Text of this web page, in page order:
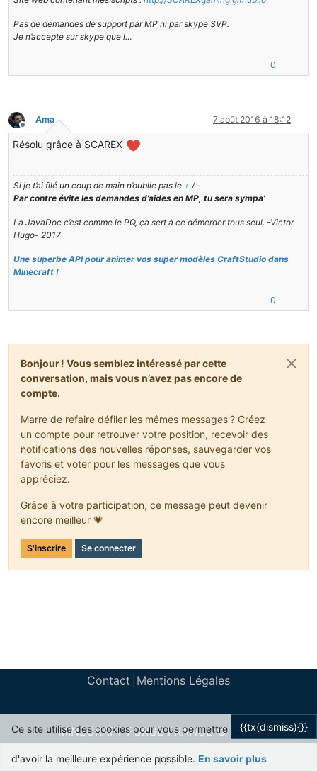
Pas de demandes de support par MP ni par skype SVP.
Je n’accepte sur skype que l…
0
Hors-ligne
Ama 7 août 2016 à 18:12
Résolu grâce à SCAREX
Si je t’ai filé un coup de main n’oublie pas le + / -
Par contre évite les demandes d’aides en MP, tu sera sympa’
La JavaDoc c’est comme le PQ, ça sert à ce démerder tous seul. -Victor
Hugo- 2017
Une superbe API pour animer vos super modèles CraftStudio dans
Minecraft !
0
Bonjour ! Vous semblez intéressé par cette
conversation, mais vous n’avez pas encore de
compte.
Marre de refaire défiler les mêmes messages ? Créez
un compte pour retrouver votre position, recevoir des
notifications des nouvelles réponses, sauvegarder vos
favoris et voter pour les messages que vous
appréciez.
Grâce à votre participation, ce message peut devenir
encore meilleur 💗
S'inscrire Se connecter
1 / 1
Contact Mentions Légales
MINECRAFT FORGE FRANCE © 2024
Powered byNodeBB
{{tx(dismiss){}}
Ce site utilise des cookies pour vous permettre
d'avoir la meilleure expérience possible. En savoir plus